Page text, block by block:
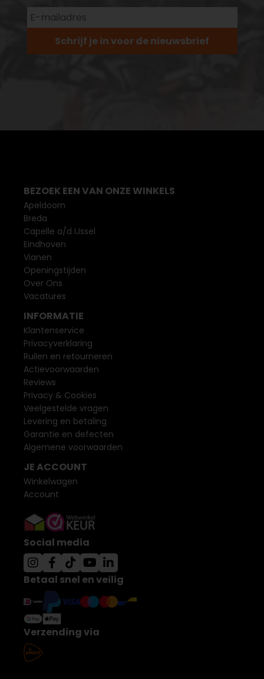
Schrijf je in voor de nieuwsbrief
BEZOEK EEN VAN ONZE WINKELS
Apeldoorn
Breda
Capelle a/d IJssel
Eindhoven
Vianen
Openingstijden
Over Ons
Vacatures
INFORMATIE
Klantenservice
Privacyverklaring
Ruilen en retourneren
Actievoorwaarden
Reviews
Privacy & Cookies
Veelgestelde vragen
Levering en betaling
Garantie en defecten
Algemene voorwaarden
JE ACCOUNT
Winkelwagen
Account
Social media
Betaal snel en veilig
Verzending via